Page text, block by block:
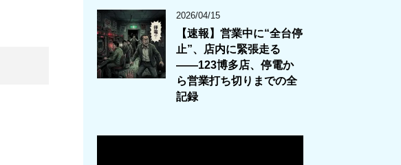
2026/04/15
【速報】営業中に“全台停
止”、店内に緊張走る
――123博多店、停電か
ら営業打ち切りまでの全
記録